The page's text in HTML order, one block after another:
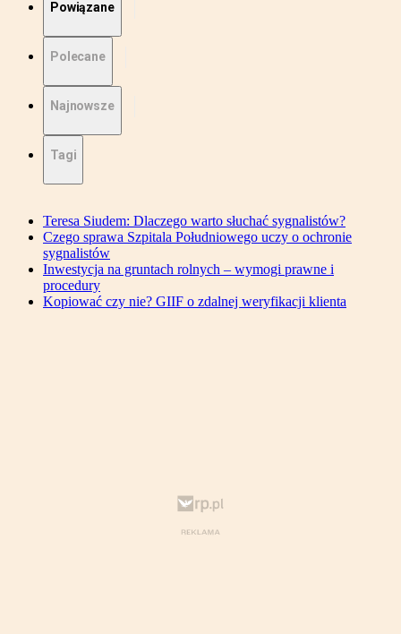
Powiązane
Polecane
Najnowsze
Tagi
Teresa Siudem: Dlaczego warto słuchać sygnalistów?
Czego sprawa Szpitala Południowego uczy o ochronie
sygnalistów
Inwestycja na gruntach rolnych – wymogi prawne i
procedury
Kopiować czy nie? GIIF o zdalnej weryfikacji klienta